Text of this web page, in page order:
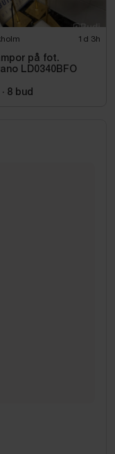
1d 3h
på fot.
LD0340BFO
· 8 bud